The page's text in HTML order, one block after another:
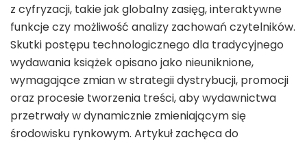
z cyfryzacji, takie jak globalny zasięg, interaktywne
funkcje czy możliwość analizy zachowań czytelników.
Skutki postępu technologicznego dla tradycyjnego
wydawania książek opisano jako nieuniknione,
wymagające zmian w strategii dystrybucji, promocji
oraz procesie tworzenia treści, aby wydawnictwa
przetrwały w dynamicznie zmieniającym się
środowisku rynkowym. Artykuł zachęca do